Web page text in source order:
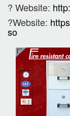
? Website:
?Website:
so